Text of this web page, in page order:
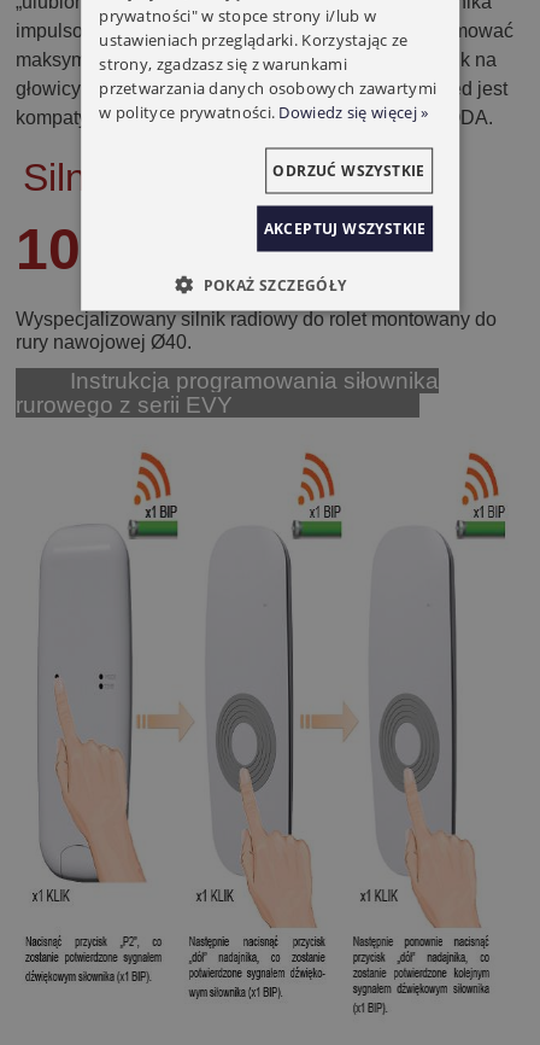
impulsowego.Do każdego napędu można zaprogramować
maksymalnie 20 nadajników.Posiada mikrowyłącznik na
głowicy ułatwiający programowanie nadajnika.Napęd jest
kompatybilny ze wszystkimi nadajnikami marki YOODA.
Silnik YOODA 35EVY
10
Wyspecjalizowany silnik radiowy do rolet montowany do
rury nawojowej Ø40.
Instrukcja programowania siłownika
rurowego z serii EVY
prywatności" w stopce strony i/lub w
ustawieniach przeglądarki. Korzystając ze
strony, zgadzasz się z warunkami
przetwarzania danych osobowych zawartymi
w polityce prywatności. Dowiedz się więcej »
AKCEPTUJ WSZYSTKIE
ODRZUĆ WSZYSTKIE
POKAŻ SZCZEGÓŁY